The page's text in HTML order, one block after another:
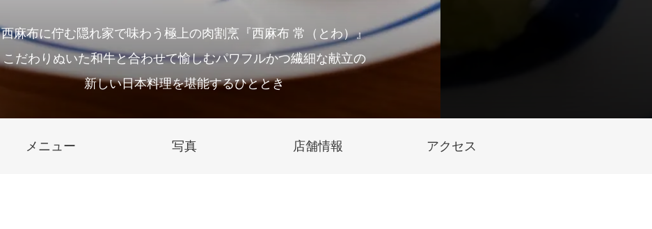
西麻布に佇む隠れ家で味わう極上の肉割烹『西麻布 常（とわ）』
こだわりぬいた和牛と合わせて愉しむパワフルかつ繊細な献立の
新しい日本料理を堪能するひととき
メニュー 写真 店舗情報 アクセス